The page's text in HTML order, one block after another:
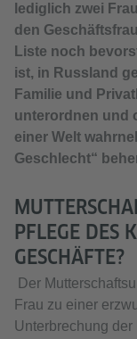
lediglich zwei
den
Liste noch
ist, in Russland
Familie und
unterordnen und
einer Welt
Geschlecht“
FLEGE DES
ESCHÄFTE?
Der
Frau zu einer
Unterbrechung